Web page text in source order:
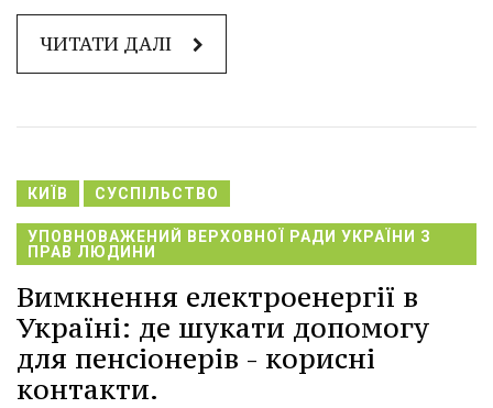
ЧИТАТИ ДАЛІ
КИЇВ СУСПІЛЬСТВО
УПОВНОВАЖЕНИЙ ВЕРХОВНОЇ РАДИ УКРАЇНИ З
ПРАВ ЛЮДИНИ
Вимкнення електроенергії в
Україні: де шукати допомогу
для пенсіонерів - корисні
контакти.